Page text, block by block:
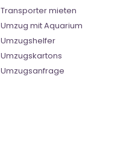
Transporter mieten
Umzug mit Aquarium
Umzugshelfer
Umzugskartons
Umzugsanfrage